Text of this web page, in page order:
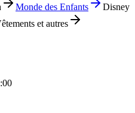
Monde des Enfants
Disney
et autres